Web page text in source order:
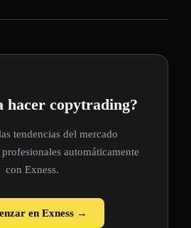
hacer copytrading?
tendencias del mercado
automáticamente
con Exness.
en Exness →